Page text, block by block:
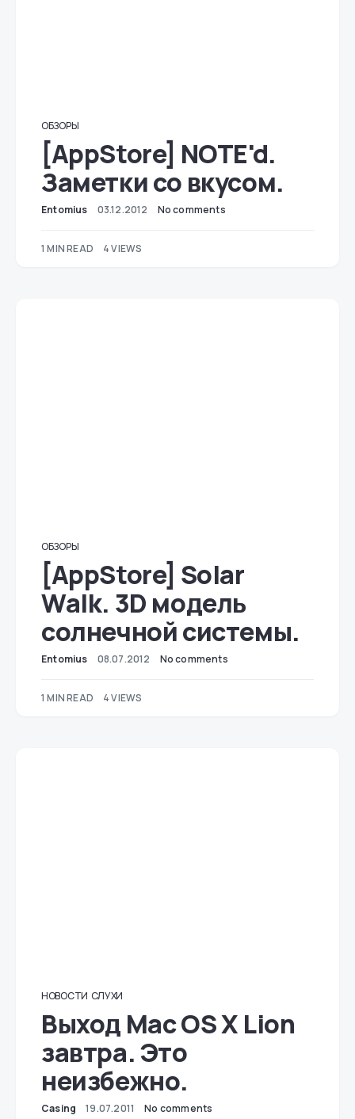
ОБЗОРЫ
[AppStore] NOTE'd.
Заметки со вкусом.
Entomius 03.12.2012 No comments
1 MIN READ 4 VIEWS
ОБЗОРЫ
[AppStore] Solar
Walk. 3D модель
солнечной системы.
Entomius 08.07.2012 No comments
1 MIN READ 4 VIEWS
НОВОСТИ СЛУХИ
Выход Mac OS X Lion
завтра. Это
неизбежно.
Casing 19.07.2011 No comments